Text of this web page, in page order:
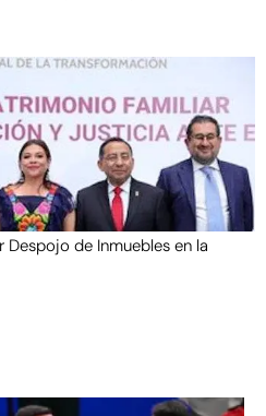
de Inmuebles en la